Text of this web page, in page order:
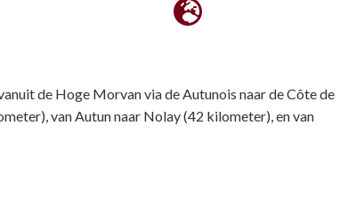
de Hoge Morvan via de Autunois naar de Côte de
van Autun naar Nolay (42 kilometer), en van